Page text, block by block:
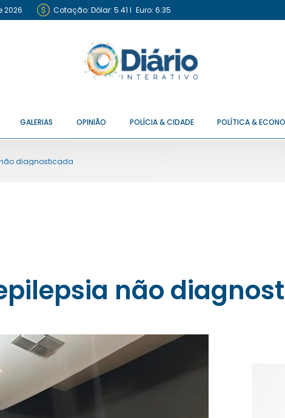
2026 Cotação: Dólar: 5.41 I Euro: 6.35
GALERIAS OPINIÃO POLÍCIA & CIDADE POLÍTICA &
diagnosticada
não